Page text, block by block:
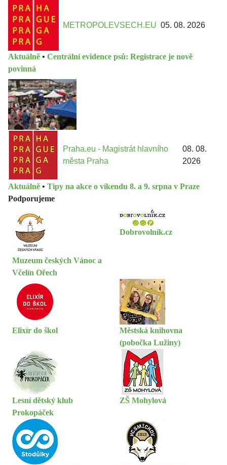
METROPOLEVSECH.EU 05. 08. 2026
Aktuálně • Centrální evidence psů: Registrace je nově
povinná
Praha.eu - Magistrát hlavního
města Praha
08. 08.
2026
Aktuálně • Tipy na akce o víkendu 8. a 9. srpna v Praze
Podporujeme
Muzeum českých Vánoc a
Včelín Ořech
Dobrovolník.cz
Elixír do škol
Městská knihovna
(pobočka Lužiny)
Lesní dětský klub
Prokopáček
ZŠ Mohylová